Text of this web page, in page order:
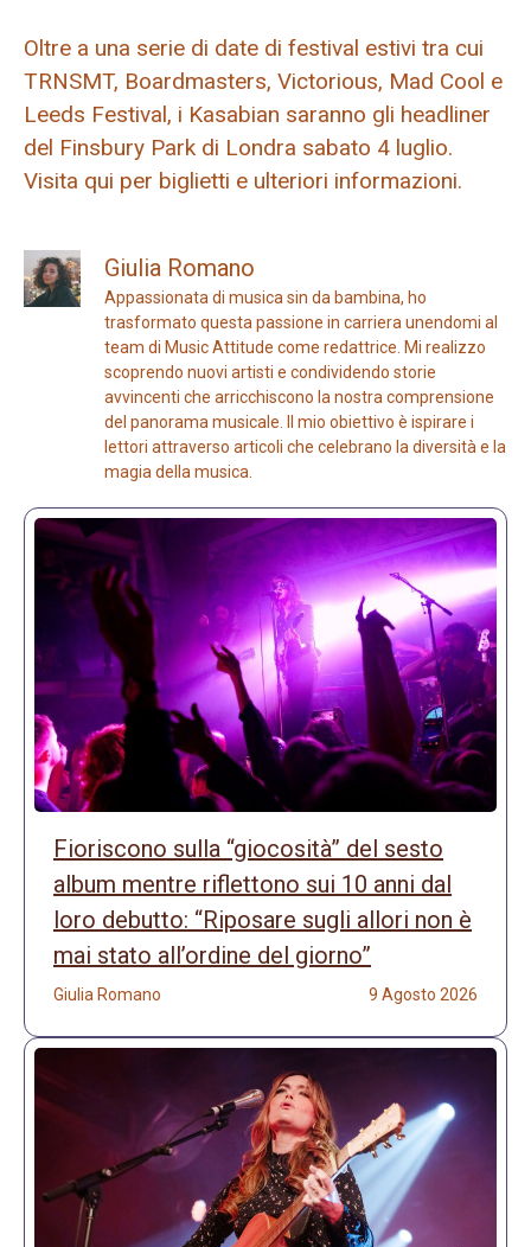
Oltre a una serie di date di festival estivi tra cui
TRNSMT, Boardmasters, Victorious, Mad Cool e
Leeds Festival, i Kasabian saranno gli headliner
del Finsbury Park di Londra sabato 4 luglio.
Visita qui per biglietti e ulteriori informazioni.
Giulia Romano
Appassionata di musica sin da bambina, ho
trasformato questa passione in carriera unendomi al
team di Music Attitude come redattrice. Mi realizzo
scoprendo nuovi artisti e condividendo storie
avvincenti che arricchiscono la nostra comprensione
del panorama musicale. Il mio obiettivo è ispirare i
lettori attraverso articoli che celebrano la diversità e la
magia della musica.
Fioriscono sulla “giocosità” del sesto
album mentre riflettono sui 10 anni dal
loro debutto: “Riposare sugli allori non è
mai stato all’ordine del giorno”
Giulia Romano 9 Agosto 2026